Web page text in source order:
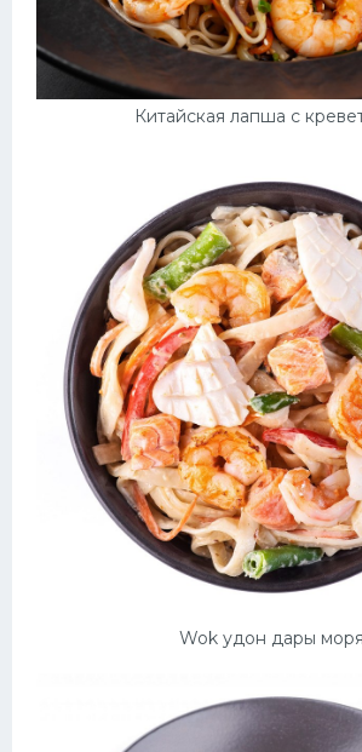
Китайская лапша с
Wok удон дары моря